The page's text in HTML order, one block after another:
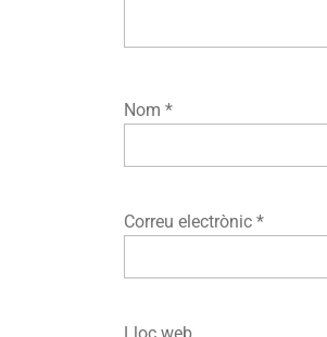
Nom *
Correu electrònic *